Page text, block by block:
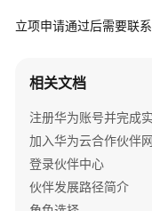
问
概
览
术
立项申请通过后需要联
相关文档
注册华为账号并完成
加入华为云合作伙伴
登录伙伴中心
伙伴发展路径简介